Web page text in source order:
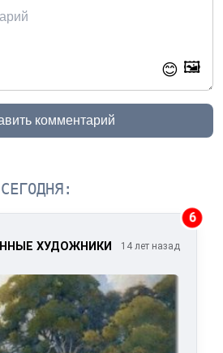
😊 🖼️
комментарий
6
ХУДОЖНИКИ 14 лет назад